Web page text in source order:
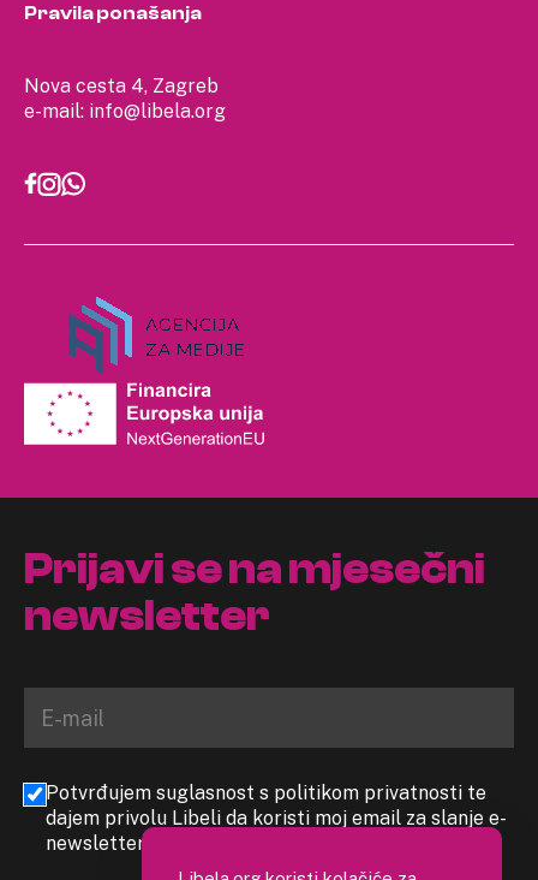
Nova cesta 4, Zagreb
e-mail: info@libela.org
Pravila ponašanja
Prijavi se na mjesečni
newsletter
Potvrđujem suglasnost s politikom privatnosti te
dajem privolu Libeli da koristi moj email za slanje e-
newslettera